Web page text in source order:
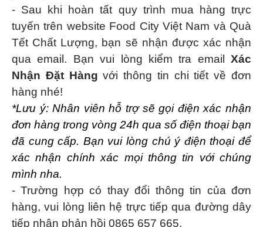
- Sau khi hoàn tất quy trình mua hàng trực
tuyến trên website Food City Việt Nam và Quà
Tết Chất Lượng, bạn sẽ nhận được xác nhận
qua email. Bạn vui lòng kiểm tra email Xác
Nhận Đặt Hàng với thông tin chi tiết về đơn
hàng nhé!
*Lưu ý: Nhân viên hỗ trợ sẽ gọi điện xác nhận
đơn hàng trong vòng 24h qua số điện thoại bạn
đã cung cấp. Bạn vui lòng chú ý điện thoại để
xác nhận chính xác mọi thông tin với chúng
mình nha.
- Trường hợp có thay đổi thông tin của đơn
hàng, vui lòng liên hệ trực tiếp qua đường dây
tiếp nhận phản hồi 0865 657 665.